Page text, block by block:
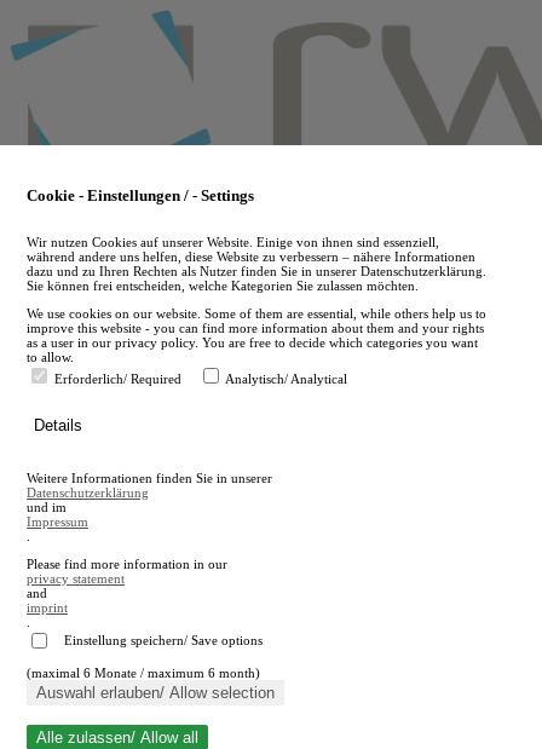
to
main
en
A
A
Suche schließen
Cookie - Einstellungen / - Settings
Wir nutzen Cookies auf unserer Website. Einige von ihnen sind essenziell,
während andere uns helfen, diese Website zu verbessern – nähere Informationen
dazu und zu Ihren Rechten als Nutzer finden Sie in unserer Datenschutzerklärung.
Sie können frei entscheiden, welche Kategorien Sie zulassen möchten.
We use cookies on our website. Some of them are essential, while others help us to
improve this website - you can find more information about them and your rights
as a user in our privacy policy. You are free to decide which categories you want
to allow.
Erforderlich/ Required
Analytisch/ Analytical
Details
Weitere Informationen finden Sie in unserer
Datenschutzerklärung
und im
Impressum
Please find more information in our
privacy statement
and
imprint
Einstellung speichern/ Save options
(maximal 6 Monate / maximum 6 month)
Auswahl erlauben/ Allow selection
Alle zulassen/ Allow all